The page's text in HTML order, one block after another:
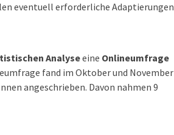
eventuell erforderliche Adaptierungen
Analyseeine Onlineumfrage
fand im Oktober und November
angeschrieben. Davon nahmen 9